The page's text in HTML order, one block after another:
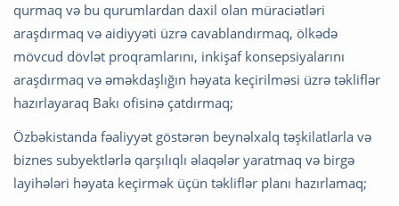
qurmaq və bu qurumlardan daxil olan müraciətləri
araşdırmaq və aidiyyəti üzrə cavablandırmaq, ölkədə
mövcud dövlət proqramlarını, inkişaf konsepsiyalarını
araşdırmaq və əməkdaşlığın həyata keçirilməsi üzrə təkliflər
hazırlayaraq Bakı ofisinə çatdırmaq;
Özbəkistanda fəaliyyət göstərən beynəlxalq təşkilatlarla və
biznes subyektlərlə qarşılıqlı əlaqələr yaratmaq və birgə
layihələri həyata keçirmək üçün təkliflər planı hazırlamaq;